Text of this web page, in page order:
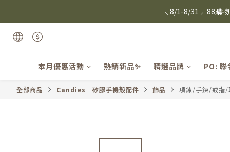
⸜ 8/1-8/31 ⸝  88購
⸜ 8/1-8/31 ⸝  88
本月優惠活動 熱銷新品✨ 精選品牌 PO: 聯
全部商品 Candies｜矽膠手機殼配件 飾品 項鍊/手鍊/戒指/